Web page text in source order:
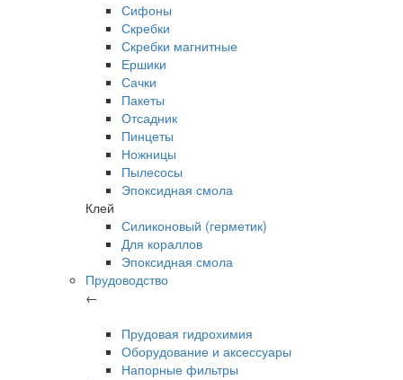
Сифоны
Скребки
Скребки магнитные
Ершики
Сачки
Пакеты
Отсадник
Пинцеты
Ножницы
Пылесосы
Эпоксидная смола
Клей
Силиконовый (герметик)
Для кораллов
Эпоксидная смола
Прудоводство
←
Прудовая гидрохимия
Оборудование и аксессуары
Напорные фильтры